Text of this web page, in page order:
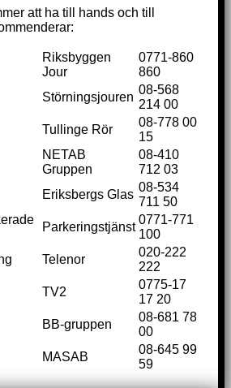
att ha till hands och till
Riksbyggen
Jour
0771-860
860
Störningsjouren
08-568
214 00
Tullinge Rör
08-778 00
15
NETAB
Gruppen
08-410
712 03
Eriksbergs Glas
08-534
711 50
Parkeringstjänst
0771-771
100
Telenor
020-222
222
TV2
0775-17
17 20
BB-gruppen
08-681 78
00
MASAB
08-645 99
59